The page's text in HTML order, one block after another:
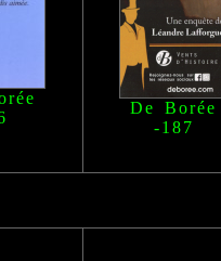
De Borée
-187